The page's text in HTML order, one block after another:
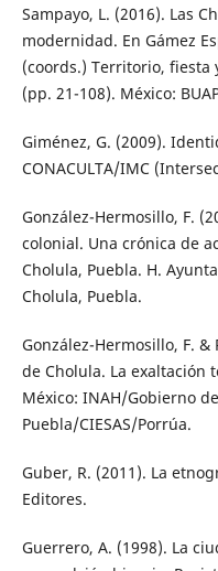
Sampayo, L. (2016). Las
modernidad. En Gámez
(coords.) Territorio, fiesta
(pp. 21-108). México:
Giménez, G. (2009).
CONACULTA/IMC
González-Hermosillo, F.
colonial. Una crónica de
Cholula, Puebla. H.
Cholula, Puebla.
González-Hermosillo, F. &
de Cholula. La
México: INAH/Gobierno
Puebla/CIESAS/Porrúa.
Guber, R. (2011). La
Editores.
Guerrero, A. (1998). La